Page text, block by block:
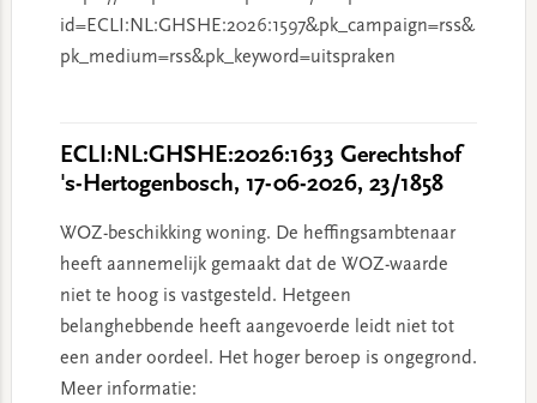
id=ECLI:NL:GHSHE:2026:1597&pk_campaign=rss&
pk_medium=rss&pk_keyword=uitspraken
ECLI:NL:GHSHE:2026:1633 Gerechtshof
's-Hertogenbosch, 17-06-2026, 23/1858
WOZ-beschikking woning. De heffingsambtenaar
heeft aannemelijk gemaakt dat de WOZ-waarde
niet te hoog is vastgesteld. Hetgeen
belanghebbende heeft aangevoerde leidt niet tot
een ander oordeel. Het hoger beroep is ongegrond.
Meer informatie: